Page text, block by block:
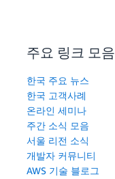
주요 링크 모음
한국 주요 뉴스
한국 고객사례
온라인 세미나
주간 소식 모음
서울 리전 소식
개발자 커뮤니티
AWS 기술 블로그